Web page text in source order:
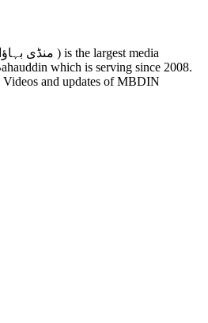
which is serving since 2008.
Videos and updates of MBDIN